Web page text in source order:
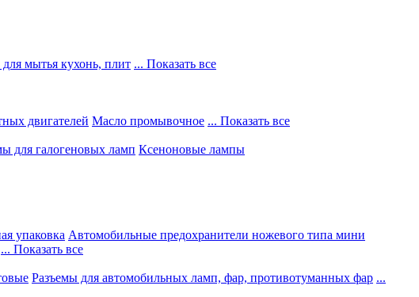
для мытья кухонь, плит ... Показать все
двигателей Масло промывочное ... Показать все
для галогеновых ламп Ксеноновые лампы
упаковка Автомобильные предохранители ножевого типа мини
... Показать все
Разъемы для автомобильных ламп, фар, противотуманных фар ...